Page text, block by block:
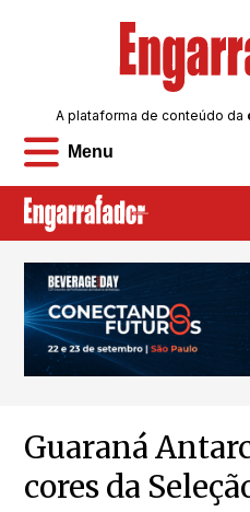
Menu
A plataforma de conteúdo da
Guaraná
cores da